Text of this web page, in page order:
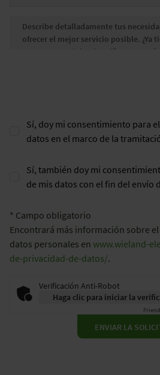
Sí, doy mi consentimiento para
datos en el marco de la
Sí, también doy mi
de mis datos con el fin del envío
* Campo obligatorio
Encontrará más información sobre
datos personales en www.wieland-
de-privacidad-de-datos/.
Verificación Anti-Robot
Haga clic para iniciar la
ENVIAR LA